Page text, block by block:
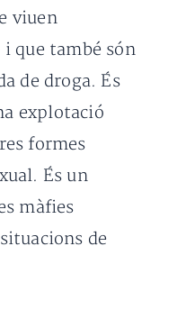
viuen
i que també són
de droga. És
explotació
formes
És un
màfies
de